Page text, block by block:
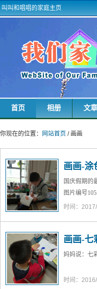
叫叫和唱唱的家庭主页
首页 相册 文章
你现在的位置： 网站首页 / 画画
画画-涂
国庆假期的
图片编号
时间：2017/
画画-七
妈妈说：七
时间：